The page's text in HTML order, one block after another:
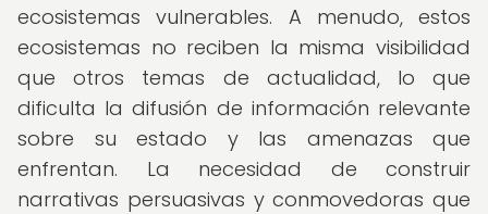
ecosistemas vulnerables. A menudo, estos
ecosistemas no reciben la misma visibilidad
que otros temas de actualidad, lo que
dificulta la difusión de información relevante
sobre su estado y las amenazas que
enfrentan. La necesidad de construir
narrativas persuasivas y conmovedoras que